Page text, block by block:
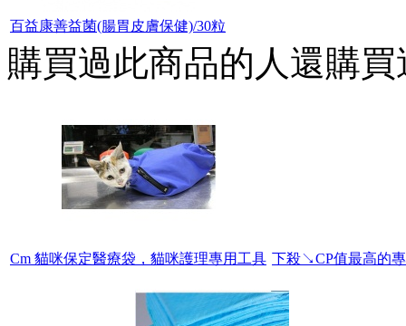
百益康善益菌(腸胃皮膚保健)/30粒
購買過此商品的人還購買
Cm 貓咪保定醫療袋，貓咪護理專用工具 下殺↘CP值最高的